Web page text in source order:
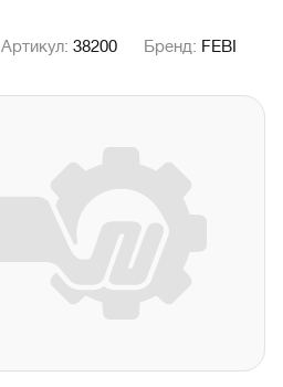
Артикул: 38200 Бренд: FEBI